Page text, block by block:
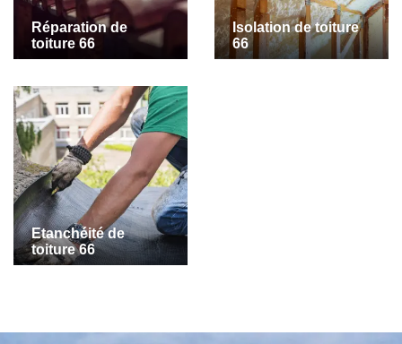
Réparation de
toiture 66
Isolation de toiture
66
Etanchéité de
toiture 66